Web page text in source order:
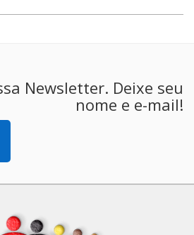
Newsletter. Deixe seu
nome e e-mail!